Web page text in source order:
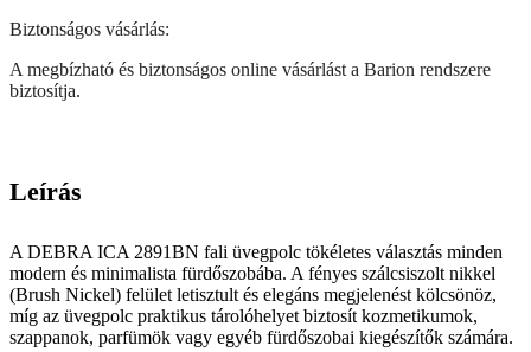
Biztonságos vásárlás:
A megbízható és biztonságos online vásárlást a Barion rendszere
biztosítja.
Leírás
A DEBRA ICA 2891BN fali üvegpolc tökéletes választás minden
modern és minimalista fürdőszobába. A fényes szálcsiszolt nikkel
(Brush Nickel) felület letisztult és elegáns megjelenést kölcsönöz,
míg az üvegpolc praktikus tárolóhelyet biztosít kozmetikumok,
szappanok, parfümök vagy egyéb fürdőszobai kiegészítők számára.